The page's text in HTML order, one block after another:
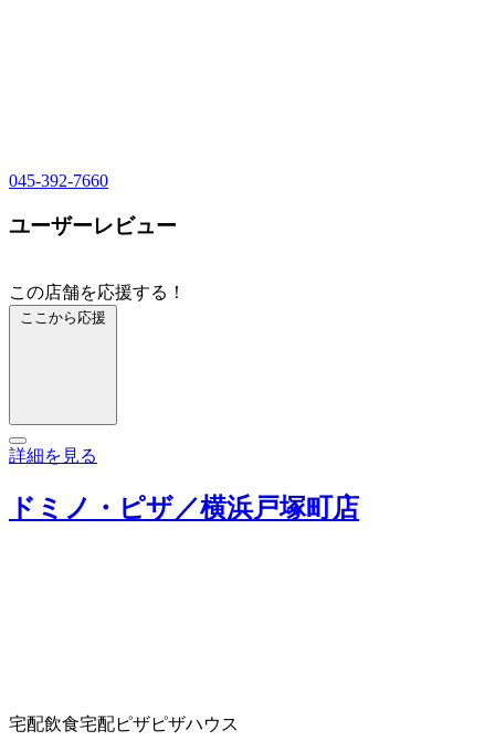
045-392-7660
ユーザーレビュー
この店舗を応援する！
ここから応援
詳細を見る
ドミノ・ピザ／横浜戸塚町店
宅配飲食宅配ピザピザハウス